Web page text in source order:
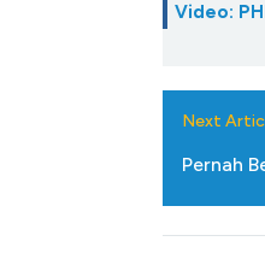
Video:
Next
Pernah